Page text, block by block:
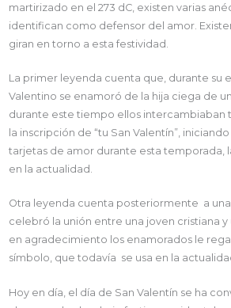
martirizado en el 273 dC, existen varias
identifican como defensor del amor.
giran en torno a esta festividad.
La primer leyenda cuenta que, durante su
Valentino se enamoró de la hija ciega de
durante este tiempo ellos intercambiaban
la inscripción de “tu San Valentín”,
tarjetas de amor durante esta temporada,
en la actualidad.
Otra leyenda cuenta posteriormente a
celebró la unión entre una joven cristiana
en agradecimiento los enamorados le
símbolo, que todavía se usa en la
Hoy en día, el día de San Valentín se ha